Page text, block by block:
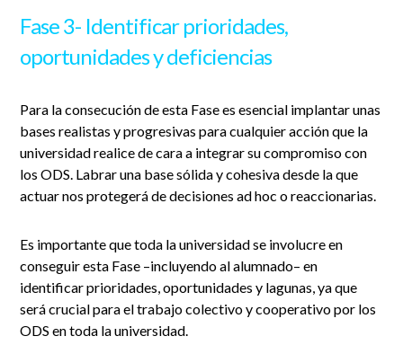
Fase 3- Identificar prioridades,
oportunidades y deficiencias
Para la consecución de esta Fase es esencial implantar unas
bases realistas y progresivas para cualquier acción que la
universidad realice de cara a integrar su compromiso con
los ODS. Labrar una base sólida y cohesiva desde la que
actuar nos protegerá de decisiones ad hoc o reaccionarias.
Es importante que toda la universidad se involucre en
conseguir esta Fase –incluyendo al alumnado– en
identificar prioridades, oportunidades y lagunas, ya que
será crucial para el trabajo colectivo y cooperativo por los
ODS en toda la universidad.